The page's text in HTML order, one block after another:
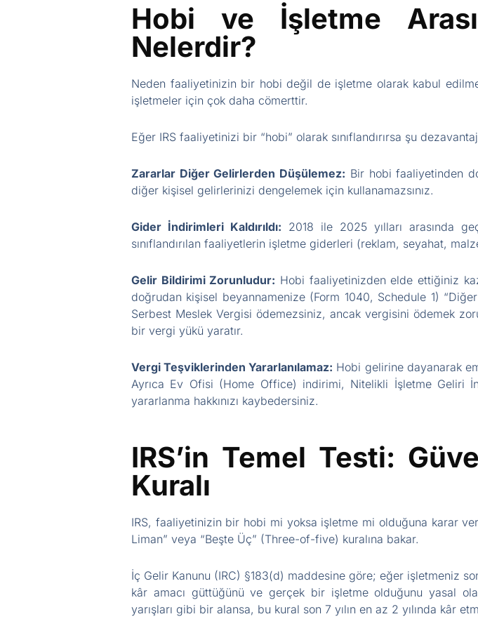
Hobi ve İşletme
Nelerdir?
Neden faaliyetinizin bir hobi değil de işletme olarak kabul
işletmeler için çok daha cömerttir.
Eğer IRS faaliyetinizi bir “hobi” olarak sınıflandırırsa şu
Zararlar Diğer Gelirlerden Düşülemez: Bir hobi faaliyetinden
diğer kişisel gelirlerinizi dengelemek için kullanamazsınız.
Gider İndirimleri Kaldırıldı: 2018 ile 2025 yılları arasında
sınıflandırılan faaliyetlerin işletme giderleri (reklam, seyahat,
Gelir Bildirimi Zorunludur: Hobi faaliyetinizden elde ettiğiniz
doğrudan kişisel beyannamenize (Form 1040, Schedule 1)
Serbest Meslek Vergisi ödemezsiniz, ancak vergisini ödemek
bir vergi yükü yaratır.
Vergi Teşviklerinden Yararlanılamaz: Hobi gelirine dayanarak
Ayrıca Ev Ofisi (Home Office) indirimi, Nitelikli İşletme Geliri
yararlanma hakkınızı kaybedersiniz.
IRS’in Temel Testi:
Kuralı
IRS, faaliyetinizin bir hobi mi yoksa işletme mi olduğuna karar
Liman” veya “Beşte Üç” (Three-of-five) kuralına bakar.
İç Gelir Kanunu (IRC) §183(d) maddesine göre; eğer işletmeniz
kâr amacı güttüğünü ve gerçek bir işletme olduğunu yasal
yarışları gibi bir alansa, bu kural son 7 yılın en az 2 yılında kâr